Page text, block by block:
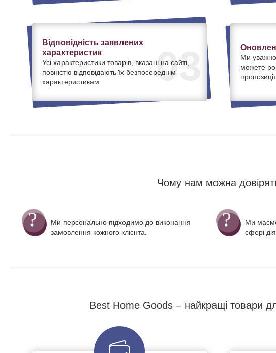
03
Відповідність заявлених
характеристик
Усі характеристики товарів, вказані на сайті,
повністю відповідають їх безпосереднім
характеристикам.
Ми
можете
Чому нам можна
Ми персонально підходимо до виконання
замовлення кожного клієнта.
Ми
сфері
Best Home Goods – найкращі товари